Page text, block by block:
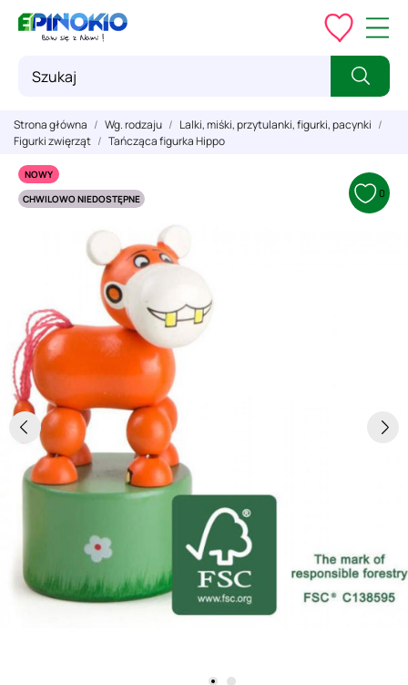
Strona główna Wg. rodzaju
Lalki, miśki, przytulanki, figurki, pacynki
Figurki zwięrząt
Tańcząca figurka Hippo
NOWY
CHWILOWO NIEDOSTĘPNE
0